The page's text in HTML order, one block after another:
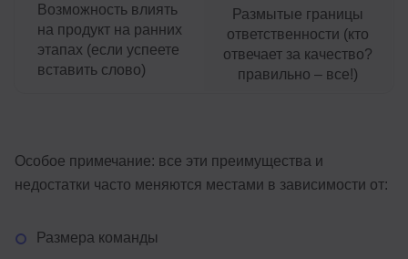
Возможность влиять
на продукт на ранних
этапах (если успеете
вставить слово)
Размытые границы
ответственности (кто
отвечает за качество?
правильно – все!)
Особое примечание: все эти преимущества и
недостатки часто меняются местами в зависимости от:
Размера команды